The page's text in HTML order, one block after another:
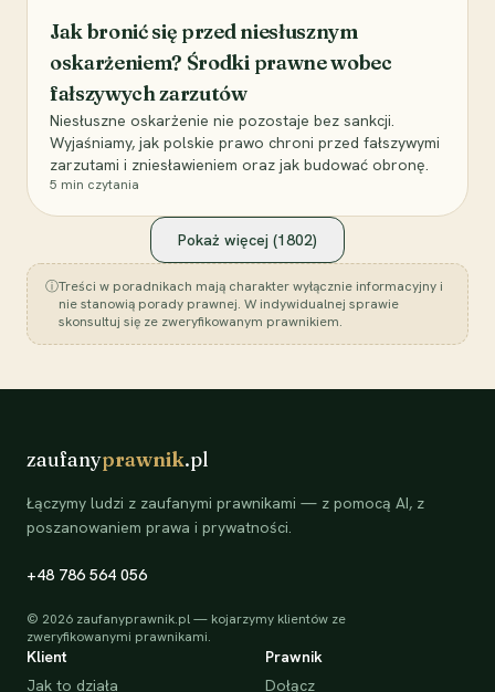
Jak bronić się przed niesłusznym
oskarżeniem? Środki prawne wobec
fałszywych zarzutów
Niesłuszne oskarżenie nie pozostaje bez sankcji.
Wyjaśniamy, jak polskie prawo chroni przed fałszywymi
zarzutami i zniesławieniem oraz jak budować obronę.
5 min czytania
Pokaż więcej (1802)
ⓘTreści w poradnikach mają charakter wyłącznie informacyjny i
nie stanowią porady prawnej. W indywidualnej sprawie
skonsultuj się ze zweryfikowanym prawnikiem.
zaufanyprawnik.pl
Łączymy ludzi z zaufanymi prawnikami — z pomocą AI, z
poszanowaniem prawa i prywatności.
+48 786 564 056
© 2026 zaufanyprawnik.pl — kojarzymy klientów ze
zweryfikowanymi prawnikami.
Klient
Jak to działa
Prawnik
Dołącz